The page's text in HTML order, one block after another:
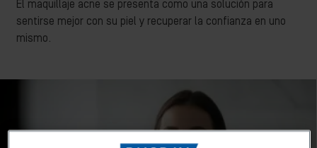
El maquillaje acne se presenta como una solución para
sentirse mejor con su piel y recuperar la confianza en uno
mismo.